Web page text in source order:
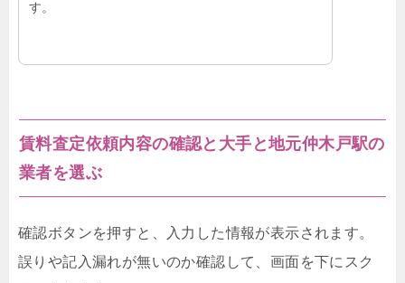
す。
賃料査定依頼内容の確認と大手と地元仲木戸駅の
業者を選ぶ
確認ボタンを押すと、入力した情報が表示されます。
誤りや記入漏れが無いのか確認して、画面を下にスク